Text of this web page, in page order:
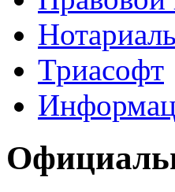
Триасофт